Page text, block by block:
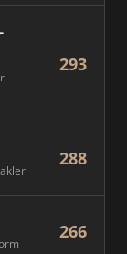
293
288
266